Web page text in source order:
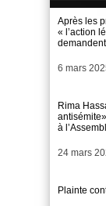
Après les
« l’action
Date
6 mars
Rima
à
Date
24 mars
Plainte